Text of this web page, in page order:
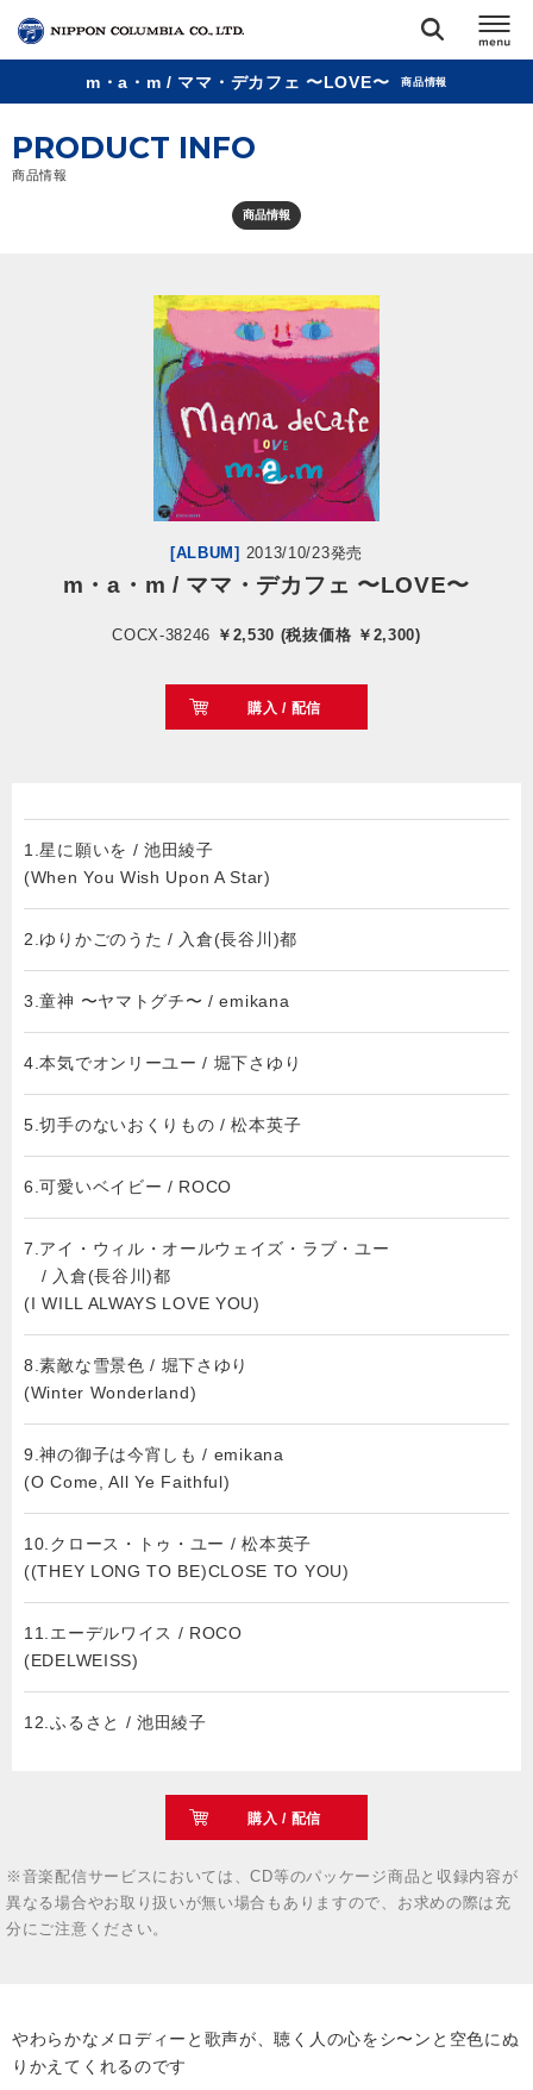
リリース
会社情報
m・a・m / ママ・デカフェ 〜LOVE〜 商品情報
PRODUCT INFO
商品情報
商品情報
[ALBUM] 2013/10/23発売
m・a・m / ママ・デカフェ 〜LOVE〜
COCX-38246 ￥2,530 (税抜価格 ￥2,300)
購入 / 配信
1.星に願いを / 池田綾子
(When You Wish Upon A Star)
2.ゆりかごのうた / 入倉(長谷川)都
3.童神 〜ヤマトグチ〜 / emikana
4.本気でオンリーユー / 堀下さゆり
5.切手のないおくりもの / 松本英子
6.可愛いベイビー / ROCO
7.アイ・ウィル・オールウェイズ・ラブ・ユー
/ 入倉(長谷川)都
(I WILL ALWAYS LOVE YOU)
8.素敵な雪景色 / 堀下さゆり
(Winter Wonderland)
9.神の御子は今宵しも / emikana
(O Come, All Ye Faithful)
10.クロース・トゥ・ユー / 松本英子
((THEY LONG TO BE)CLOSE TO YOU)
11.エーデルワイス / ROCO
(EDELWEISS)
12.ふるさと / 池田綾子
購入 / 配信
※音楽配信サービスにおいては、CD等のパッケージ商品と収録内容が
異なる場合やお取り扱いが無い場合もありますので、お求めの際は充
分にご注意ください。
やわらかなメロディーと歌声が、聴く人の心をシ〜ンと空色にぬ
りかえてくれるのです